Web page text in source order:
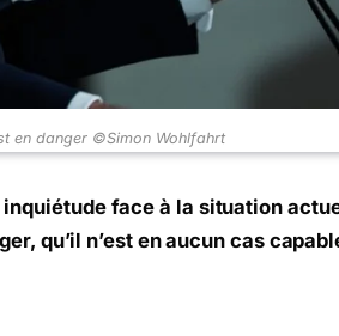
en danger ©Simon Wohlfahrt
face à la situation
qu’il n’est en aucun cas